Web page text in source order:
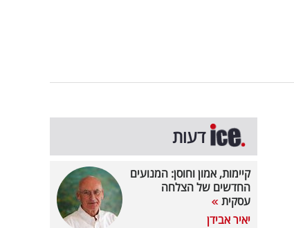
דעות
קיימות, אמון וחוסן: המנועים
החדשים של הצלחה
עסקית
יאיר אבידן